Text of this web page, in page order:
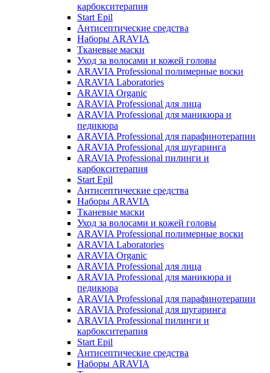
карбокситерапия
Start Epil
Антисептические средства
Наборы ARAVIA
Тканевые маски
Уход за волосами и кожей головы
ARAVIA Professional полимерные воски
ARAVIA Laboratories
ARAVIA Organic
ARAVIA Professional для лица
ARAVIA Professional для маникюра и
педикюра
ARAVIA Professional для парафинотерапии
ARAVIA Professional для шугаринга
ARAVIA Professional пилинги и
карбокситерапия
Start Epil
Антисептические средства
Наборы ARAVIA
Тканевые маски
Уход за волосами и кожей головы
ARAVIA Professional полимерные воски
ARAVIA Laboratories
ARAVIA Organic
ARAVIA Professional для лица
ARAVIA Professional для маникюра и
педикюра
ARAVIA Professional для парафинотерапии
ARAVIA Professional для шугаринга
ARAVIA Professional пилинги и
карбокситерапия
Start Epil
Антисептические средства
Наборы ARAVIA